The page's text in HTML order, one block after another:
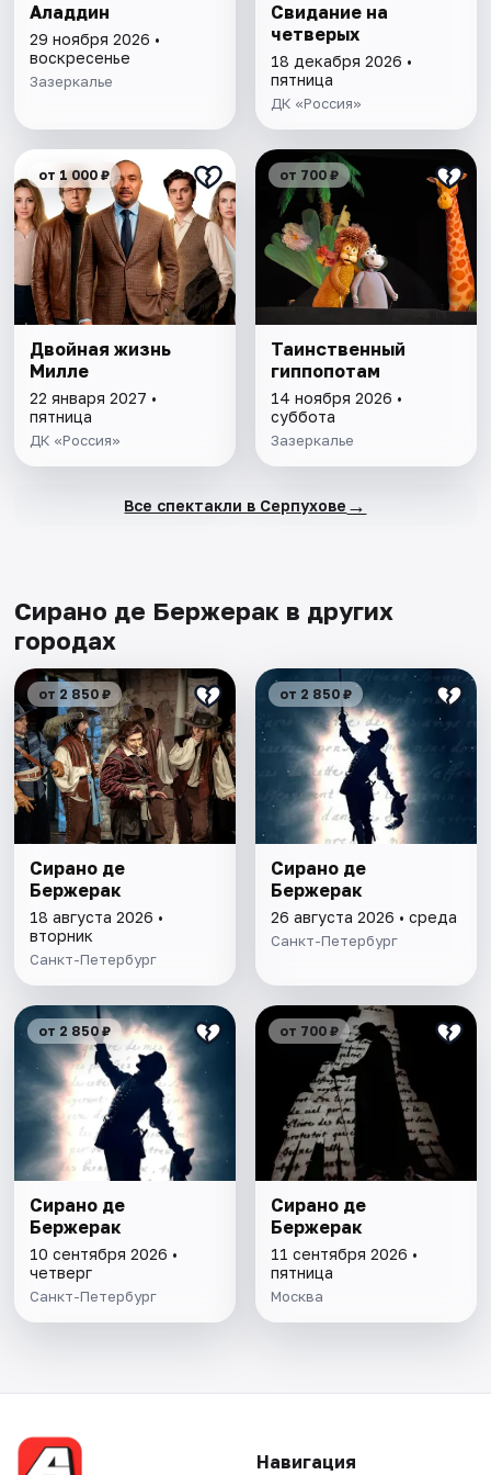
Аладдин
29 ноября 2026 •
воскресенье
Зазеркалье
Свидание на
четверых
18 декабря 2026 •
пятница
ДК «Россия»
от 1 000 ₽
Двойная жизнь
Милле
22 января 2027 •
пятница
ДК «Россия»
от 700 ₽
Таинственный
гиппопотам
14 ноября 2026 •
суббота
Зазеркалье
Все спектакли в Серпухове →
Сирано де Бержерак в других
городах
от 2 850 ₽
Сирано де
Бержерак
18 августа 2026 •
вторник
Санкт-Петербург
от 2 850 ₽
Сирано де
Бержерак
26 августа 2026 • среда
Санкт-Петербург
от 2 850 ₽
Сирано де
Бержерак
10 сентября 2026 •
четверг
Санкт-Петербург
от 700 ₽
Сирано де
Бержерак
11 сентября 2026 •
пятница
Москва
Навигация